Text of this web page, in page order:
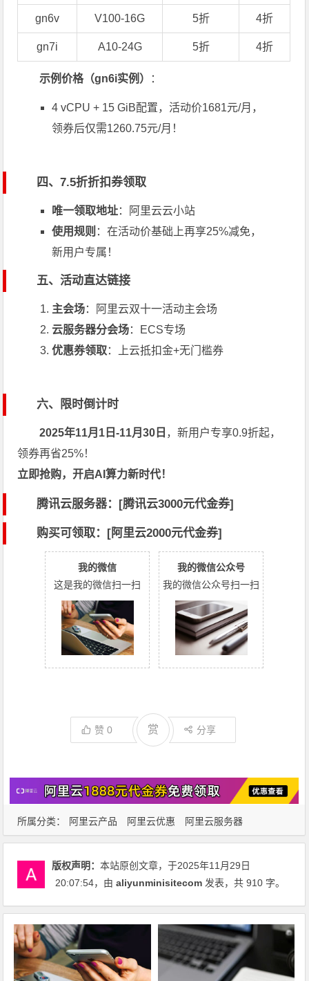
gn6v V100-16G 5折 4折
gn7i A10-24G 5折 4折
示例价格（gn6i实例） ：
4 vCPU + 15 GiB配置，活动价1681元/月，
领券后仅需1260.75元/月！
四、7.5折折扣券领取
唯一领取地址：
阿里云云小站
使用规则 ：在活动价基础上再享25%减免，
新用户专属！
五、活动直达链接
主会场：
阿里云双十一活动主会场
云服务器分会场： ECS专场
优惠券领取： 上云抵扣金+无门槛券
六、限时倒计时
2025年11月1日-11月30日 ，新用户专享0.9折起，
领券再省25%！
立即抢购，开启AI算力新时代！
腾讯云服务器：[腾讯云3000元代金券]
购买可领取：[阿里云2000元代金券]
我的微信
这是我的微信扫一扫
我的微信公众号
我的微信公众号扫一扫
赞0 赏 分享
所属分类： 阿里云产品 阿里云优惠 阿里云服务器
版权声明：本站原创文章，于2025年11月29日
20:07:54，由aliyunminisitecom 发表，共 910 字。